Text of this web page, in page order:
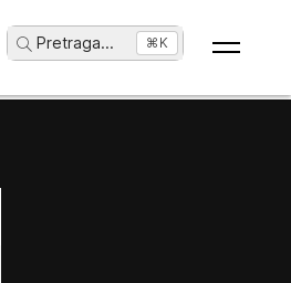
Pretraga... ⌘K